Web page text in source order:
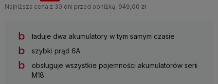
Najniższa cena z 30 dni przed obniżką: 949,00 zł
ładuje dwa akumulatory w tym samym czasie
szybki prąd 6A
obsługuje wszystkie pojemności akumulatorów serii
M18